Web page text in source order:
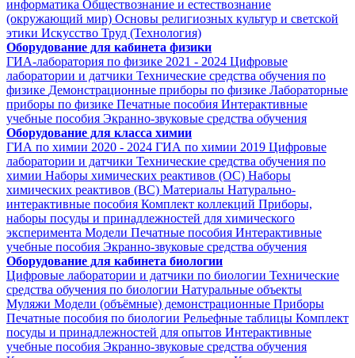
информатика Обществознание и естествознание
(окружающий мир) Основы религиозных культур и светской
этики Искусство Труд (Технология)
Оборудование для кабинета физики
ГИА-лаборатория по физике 2021 - 2024 Цифровые
лаборатории и датчики Технические средства обучения по
физике Демонстрационные приборы по физике Лабораторные
приборы по физике Печатные пособия Интерактивные
учебные пособия Экранно-звуковые средства обучения
Оборудование для класса химии
ГИА по химии 2020 - 2024 ГИА по химии 2019 Цифровые
лаборатории и датчики Технические средства обучения по
химии Наборы химических реактивов (ОС) Наборы
химических реактивов (ВС) Материалы Натурально-
интерактивные пособия Комплект коллекций Приборы,
наборы посуды и принадлежностей для химического
эксперимента Модели Печатные пособия Интерактивные
учебные пособия Экранно-звуковые средства обучения
Оборудование для кабинета биологии
Цифровые лаборатории и датчики по биологии Технические
средства обучения по биологии Натуральные объекты
Муляжи Модели (объёмные) демонстрационные Приборы
Печатные пособия по биологии Рельефные таблицы Комплект
посуды и принадлежностей для опытов Интерактивные
учебные пособия Экранно-звуковые средства обучения